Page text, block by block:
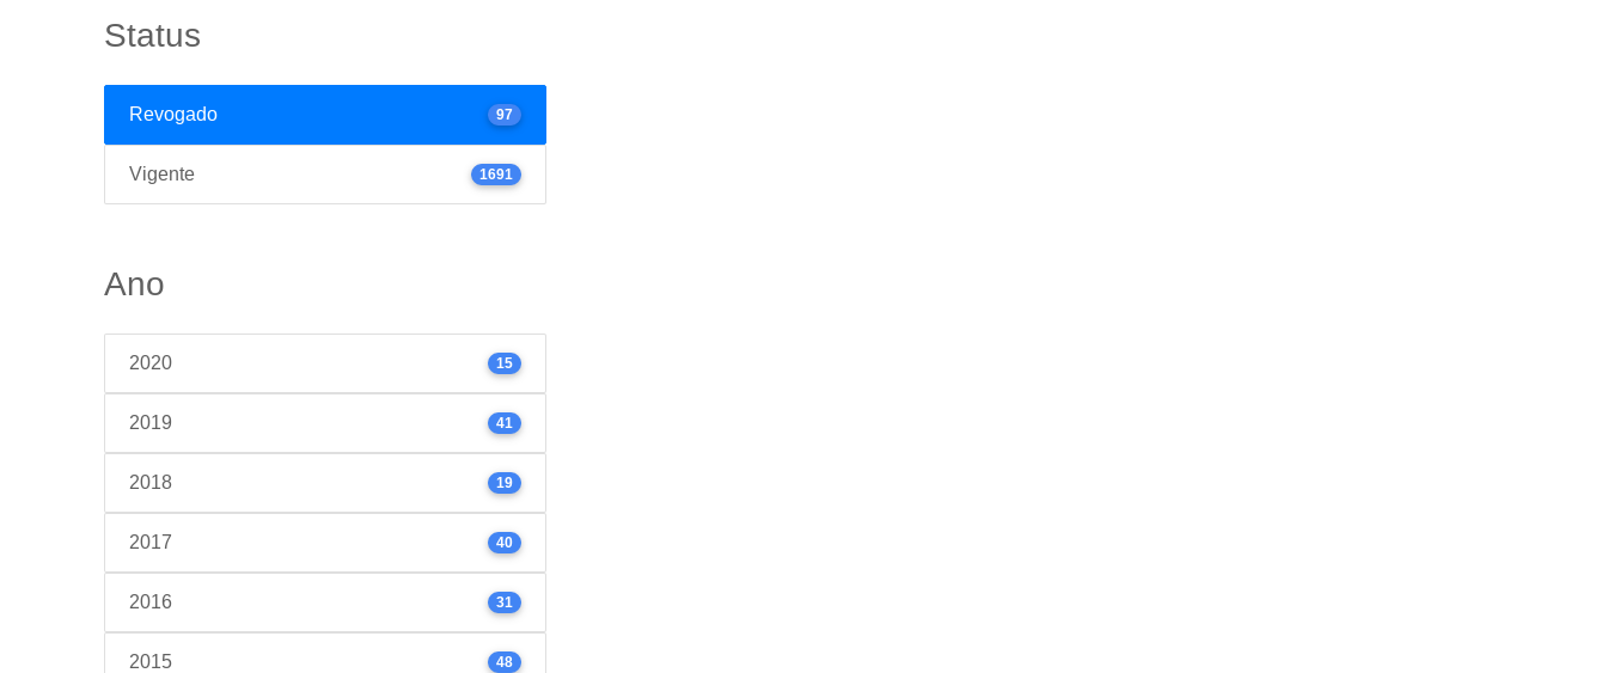
Status
Revogado 97
Vigente 1691
Ano
2020 15
2019 41
2018 19
2017 40
2016 31
2015 48